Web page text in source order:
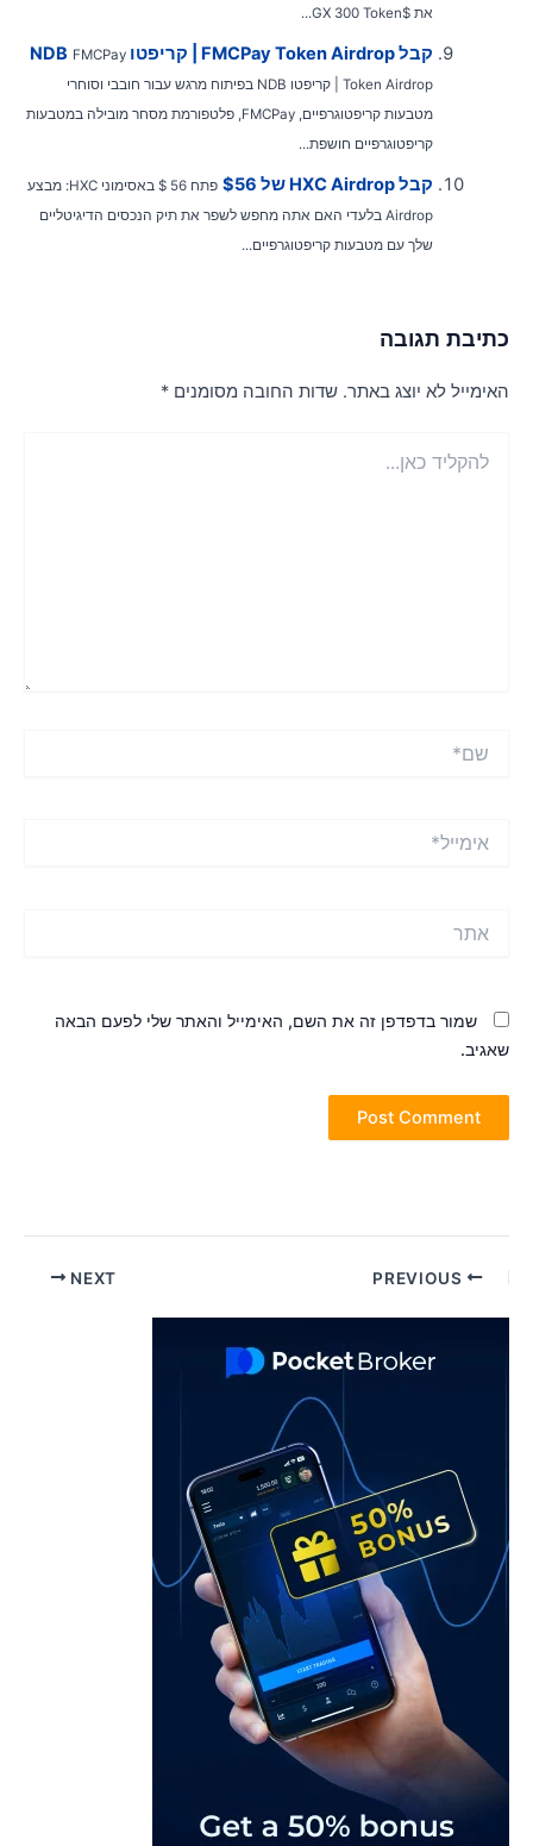
קבל FMCPay Token Airdrop | קריפטו NDB
FMCPay
Token Airdrop | קריפטו NDB בפיתוח מרגש עבור חובבי וסוחרי
מטבעות קריפטוגרפיים, FMCPay, פלטפורמת מסחר מובילה במטבעות
קריפטוגרפיים חושפת...
קבל HXC Airdrop של $56
פתח 56 $ באסימוני HXC: מבצע
Airdrop בלעדי האם אתה מחפש לשפר את תיק הנכסים הדיגיטליים
שלך עם מטבעות קריפטוגרפיים...
תגובה
לא יוצג באתר. שדות החובה מסומנים*
שמור בדפדפן זה את השם, האימייל והאתר שלי לפעם הבאה
NEXT